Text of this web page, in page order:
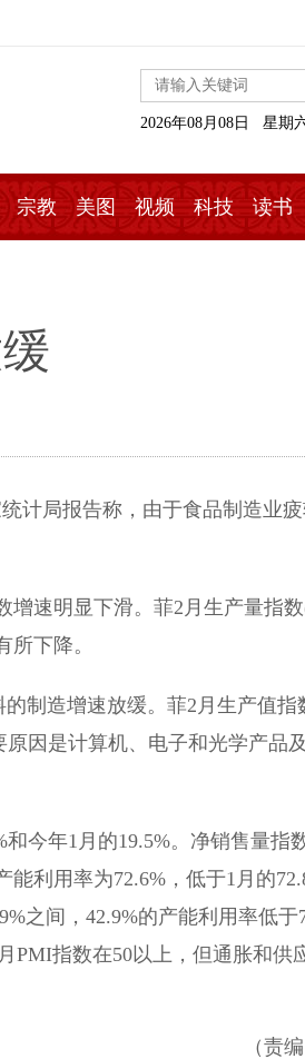
2026年08月08日 星期
宗教 美图 视频 科技 读书
计局报告称，由于食品制造业
速明显下滑。菲2月生产量指数
所下降。
造增速放缓。菲2月生产值指
原因是计算机、电子和光学产品
今年1月的19.5%。净销售量指
利用率为72.6%，低于1月的
之间，42.9%的产能利用率低于
PMI指数在50以上，但通胀和供
（责